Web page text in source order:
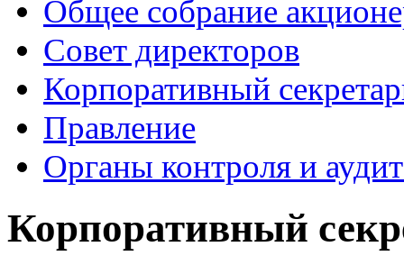
Общее собрание
Совет директоров
Корпоративный
Правление
Органы контроля и
Корпоративный